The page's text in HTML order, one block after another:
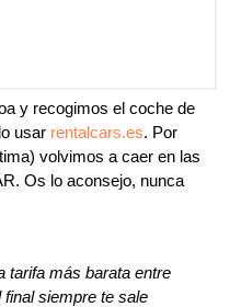
y recogimos el coche de
usar rentalcars.es. Por
volvimos a caer en las
Os lo aconsejo, nunca
tarifa más barata entre
siempre te sale